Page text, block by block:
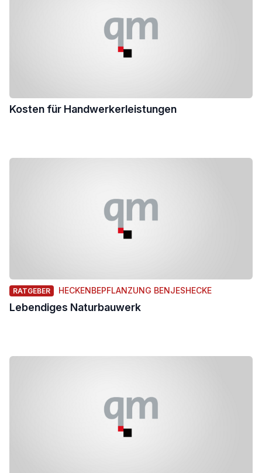
Kosten für Handwerkerleistungen
RATGEBER HECKENBEPFLANZUNG BENJESHECKE
Lebendiges Naturbauwerk